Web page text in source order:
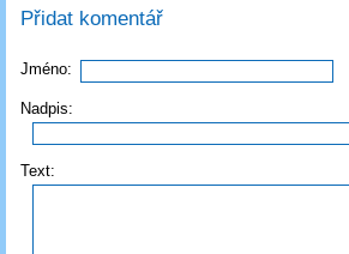
Přidat komentář
Jméno:
Nadpis:
Text: